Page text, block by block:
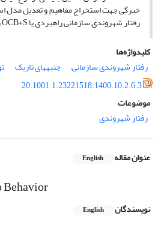
رفتار شهروندی سازمانی راهبردی یا OCB+S ر شکل می‌دهند
کلیدواژه‌ها
رفتار شهروندی سازمانی
جنبه‎های تاریک
20.1001.1.23221518.1400.10.2.6.3
موضوعات
رفتار شهروندی
عنوان مقاله English
نویسندگان English